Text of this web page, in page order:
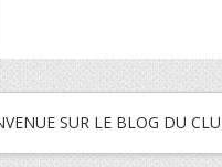
SUR LE BLOG DU